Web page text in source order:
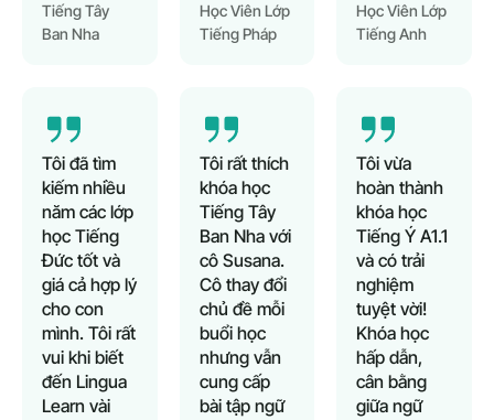
Tiếng Tây
Ban Nha
Học Viên Lớp
Tiếng Pháp
Học Viên Lớp
Tiếng Anh
Tôi đã tìm
kiếm nhiều
năm các lớp
học Tiếng
Đức tốt và
giá cả hợp lý
cho con
mình. Tôi rất
vui khi biết
đến Lingua
Learn vài
Tôi rất thích
khóa học
Tiếng Tây
Ban Nha với
cô Susana.
Cô thay đổi
chủ đề mỗi
buổi học
nhưng vẫn
cung cấp
bài tập ngữ
Tôi vừa
hoàn thành
khóa học
Tiếng Ý A1.1
và có trải
nghiệm
tuyệt vời!
Khóa học
hấp dẫn,
cân bằng
giữa ngữ